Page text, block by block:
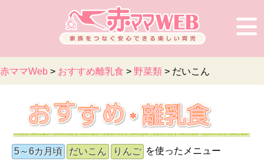
赤ママWeb > おすすめ離乳食 > 野菜類 > だいこん
5～6カ月頃 だいこん りんご を使ったメニュー